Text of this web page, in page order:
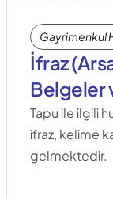
Gayrimenkul
İfraz
Belgeler
Tapu ile ilgili
ifraz, kelime
gelmektedir.